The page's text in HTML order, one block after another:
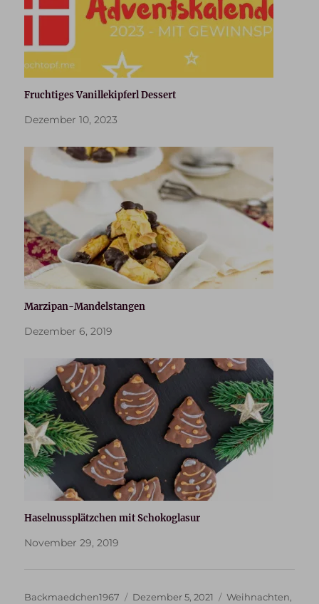
Fruchtiges Vanillekipferl Dessert
Dezember 10, 2023
Marzipan-Mandelstangen
Dezember 6, 2019
Haselnussplätzchen mit Schokoglasur
November 29, 2019
Autor
Backmaedchen1967
Veröffentlicht
Dezember 5, 2021 Kategorien
Weihnachten,